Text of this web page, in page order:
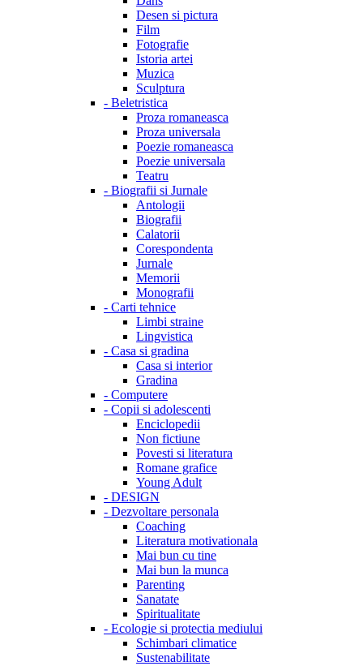
Desen si pictura
Film
Fotografie
Istoria artei
Muzica
Sculptura
- Beletristica
Proza romaneasca
Proza universala
Poezie romaneasca
Poezie universala
Teatru
- Biografii si Jurnale
Antologii
Biografii
Calatorii
Corespondenta
Jurnale
Memorii
Monografii
- Carti tehnice
Limbi straine
Lingvistica
- Casa si gradina
Casa si interior
Gradina
- Computere
- Copii si adolescenti
Enciclopedii
Non fictiune
Povesti si literatura
Romane grafice
Young Adult
- DESIGN
- Dezvoltare personala
Coaching
Literatura motivationala
Mai bun cu tine
Mai bun la munca
Parenting
Sanatate
Spiritualitate
- Ecologie si protectia mediului
Schimbari climatice
Sustenabilitate